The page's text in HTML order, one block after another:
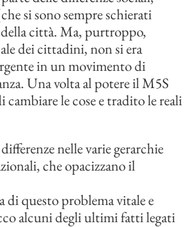
si sono sempre schierati
città. Ma, purtroppo,
dei cittadini, non si era
in un movimento di
Una volta al potere il M5S
le cose e tradito le reali
nelle varie gerarchie
che opacizzano il
di questo problema vitale e
alcuni degli ultimi fatti legati